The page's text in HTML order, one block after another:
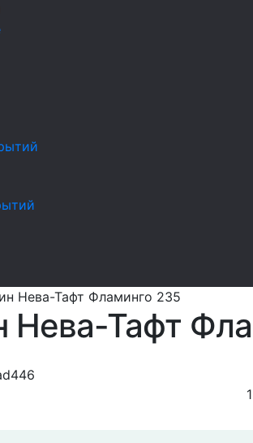
Нева-Тафт Фламинго 235
Нева-Тафт